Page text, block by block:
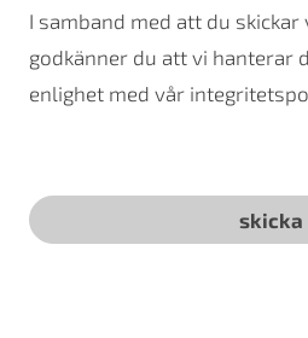
I samband med att du
godkänner du att vi hanterar
enlighet med vår